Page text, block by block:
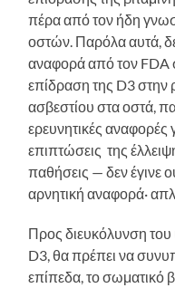
πέρα από τον ήδη
οστών. Παρόλα αυτά,
αναφορά από τον FDA
επίδραση της D3
ασβεστίου στα οστά,
ερευνητικές αναφορές
επιπτώσεις της
παθήσεις — δεν έγινε
αρνητική αναφορά·
Προς διευκόλυνση
D3, θα πρέπει να
επίπεδα, το σωματικό